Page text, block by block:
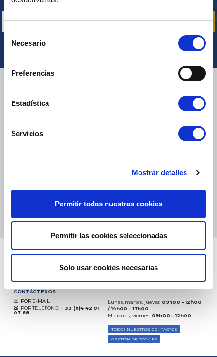
Selección
Necesario
Preferencias
Estadística
Servicios
Mostrar detalles
Permitir todas nuestras cookies
Permitir las cookies seleccionadas
Solo usar cookies necesarias
PAQUETES PEQUEÑOS: TNT, GÉODIS, FRANCE EXPRESS, DPD
eKomi
10.08.2026 MÁS
Basado en37935 opiniones
CONTÁCTENOS
POR E-MAIL
POR TELEFONO: + 33 (0)4 42 01
07 68
Lunes, martes, jueves: 09h00 – 12h00
/ 14h00 – 17h00
Miércoles, viernes: 09h00 – 12h00
TODOS NUESTROS CONTACTOS
GESTIÓN DE COOKIES